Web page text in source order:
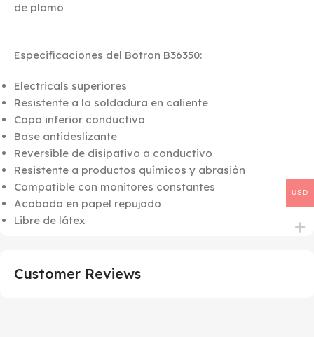
de plomo
Especificaciones del Botron B36350:
Electricals superiores
Resistente a la soldadura en caliente
Capa inferior conductiva
Base antideslizante
Reversible de disipativo a conductivo
Resistente a productos químicos y abrasión
Compatible con monitores constantes
Acabado en papel repujado
Libre de látex
Customer Reviews
USD